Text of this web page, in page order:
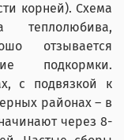
корней). Схема
отзывается
подкормки.
с подвязкой к
районах – в
через 8-